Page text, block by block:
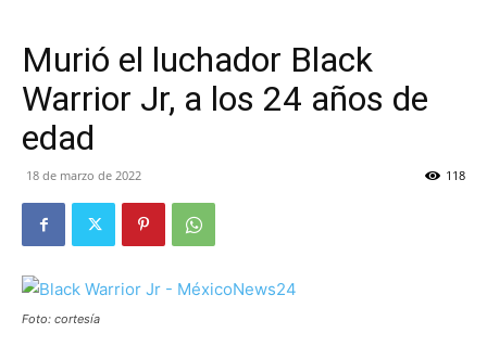
Murió el luchador Black
Warrior Jr, a los 24 años de
edad
18 de marzo de 2022 118
Foto: cortesía